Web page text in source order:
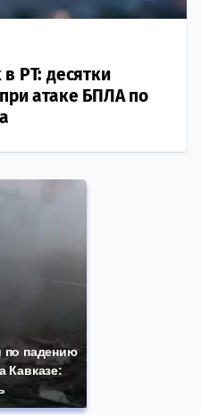
РТ: десятки
атаке БПЛА по
по падению
Кавказе: